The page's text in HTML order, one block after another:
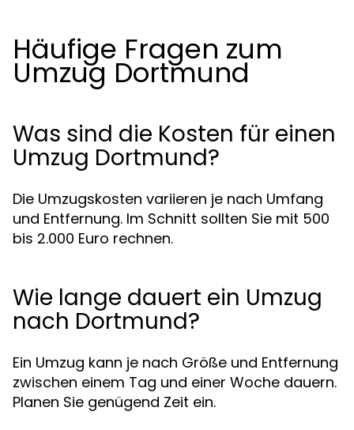
Häufige Fragen zum
Umzug Dortmund
Was sind die Kosten für einen
Umzug Dortmund?
Die Umzugskosten variieren je nach Umfang
und Entfernung. Im Schnitt sollten Sie mit 500
bis 2.000 Euro rechnen.
Wie lange dauert ein Umzug
nach Dortmund?
Ein Umzug kann je nach Größe und Entfernung
zwischen einem Tag und einer Woche dauern.
Planen Sie genügend Zeit ein.